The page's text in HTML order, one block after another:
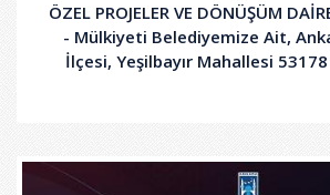
ÖZEL PROJELER VE DÖNÜŞÜM
- Mülkiyeti Belediyemize Ait,
İlçesi, Yeşilbayır Mahallesi
Üzerine, Yeni Mamak Kentsel
Proje Alanındaki Arsa/Kat